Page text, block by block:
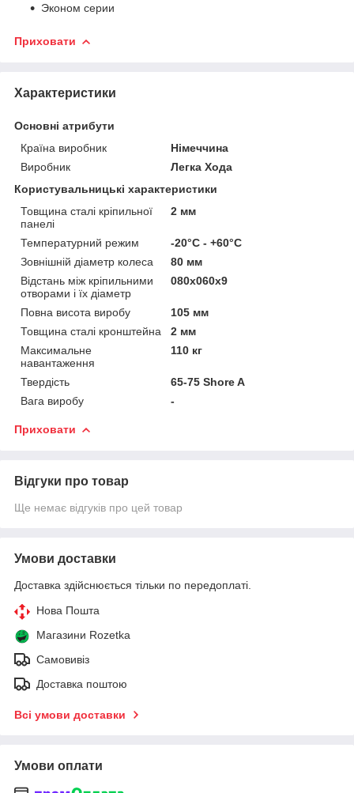
Эконом серии
Приховати
Характеристики
Основні атрибути
Країна виробник
Німеччина
Виробник
Легка Хода
Користувальницькі характеристики
Товщина сталі кріпильної
панелі
2 мм
Температурний режим
-20°C - +60°C
Зовнішній діаметр колеса
80 мм
Відстань між кріпильними
отворами і їх діаметр
080х060х9
Повна висота виробу
105 мм
Товщина сталі кронштейна
2 мм
Максимальне
навантаження
110 кг
Твердість
65-75 Shore A
Вага виробу
-
Приховати
Відгуки про товар
Ще немає відгуків про цей товар
Умови доставки
Доставка здійснюється тільки по передоплаті.
Нова Пошта
Магазини Rozetka
Самовивіз
Доставка поштою
Всі умови доставки
Умови оплати